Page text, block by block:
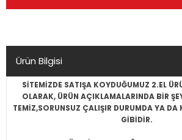
Ürün Bilgisi
SİTEMİZDE SATIŞA KOYDUĞUMUZ 2.EL
OLARAK, ÜRÜN AÇIKLAMALARINDA BİR
TEMİZ,SORUNSUZ ÇALIŞIR DURUMDA YA DA
GİBİDİR.